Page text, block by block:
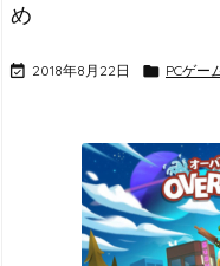
め
 2018年8月22日  PCゲー